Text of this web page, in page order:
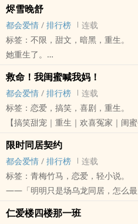
什么叫心碎。
她也爱过曾临野——一个带她看见世
也是亲手把她推进更深不安的人。
从健身房到汽车旅馆，从手游语音
这段感情没有正式分手。
只有逐渐减少的讯息、沉默的背影
害。
她试着挽回、质问、崩溃、理解，
直到某一天，她才明白——
有些人不是离开你，而是从一开始，
多年后，一次偶然的重逢，只是归还
没有眼泪，没有复燃，没有告别。
只有两个曾经相爱的人，平静地说
而叶以默，也终于在那一刻真正放过
南川大学接连发生离奇命案。
拥有「碰触尸体便能看见死者最后
一场超越现实的校园悬疑事件。
她看见坠楼学生死前的推手；她听见
她逐渐发现，那些死者背后，全都
实验。
而随着能感知情绪残留的袁琳、回
霆政，以及始终坚持用理性推理真
但他们很快发现：
最恐怖的从来不是死亡。
而是当所有人的恐惧开始共享，
当记忆逐渐污染现实，
当「不存在的东西」被越来越多人
它，就会真的出现。
烬雪晚舒
都会爱情 / 排行榜
连载
标签：不限，甜文，暗黑，重生。
她重生了。
可她不知道——
那个替她收尸的男人，也一起回来了
袁晚舒一直以为，自己只是乡下农夫
直到母亲离奇死亡，她才发现——
自己竟是南城地下势力「袁家」真正
前世的她太软弱。
被绿茶设局、被家族利用、被所有人
最后死在一场大火中。
而唯一冲进火场救她的人，是祁烬。
重生回十八岁那年。
救命！我闺蜜喊我妈！
都会爱情 / 排行榜
连载
标签：恋爱，搞笑，喜剧，重生。
【搞笑甜宠｜重生｜欢喜冤家｜闺
自己死了一次，重生了。
更没想到的是，她最好的闺蜜叶暖暖
只是……
她重生成了她女儿。
从此，二十八岁的闺蜜被困在五岁
限时同居契约
都会爱情 / 排行榜
连载
标签：青梅竹马，恋爱，轻小说。
——「明明只是场乌龙同居，怎么
个屋檐下。
仁爱楼四楼那一班